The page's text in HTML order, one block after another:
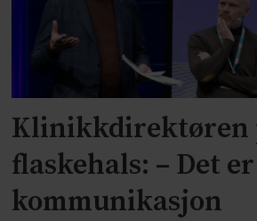
Klinikkdirektøren
flaskehals: – Det
kommunikasjon